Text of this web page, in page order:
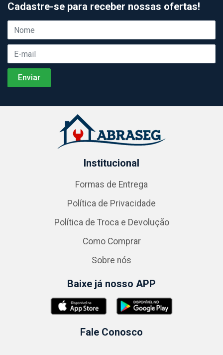
Cadastre-se para receber nossas ofertas!
Institucional
Formas de Entrega
Política de Privacidade
Política de Troca e Devolução
Como Comprar
Sobre nós
Baixe já nosso APP
Fale Conosco